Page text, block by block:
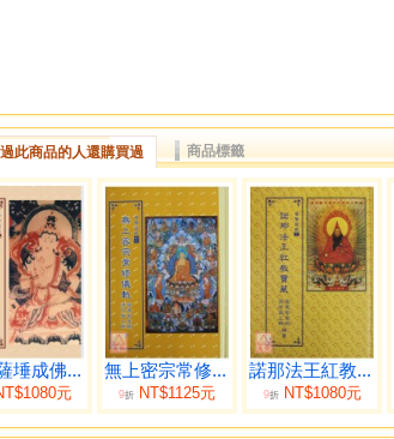
此商品的人還購買過 商品標籤
埵成佛...
元
無上密宗常修...
9折 NT$1125元
諾那法王紅教...
9折NT$1080元